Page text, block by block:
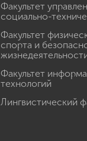
Факультет
социально-
Факультет
спорта и
Факультет
технологий
Лингвистический